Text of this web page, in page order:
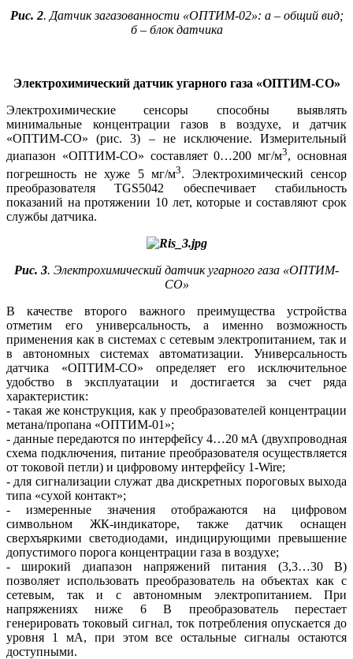
Рис. 2. Датчик загазованности «ОПТИМ-02»: а – общий вид;
б – блок датчика
Электрохимический датчик угарного газа «ОПТИМ-СО»
Электрохимические сенсоры способны выявлять
минимальные концентрации газов в воздухе, и датчик
«ОПТИМ‑СО» (рис. 3) – не исключение. Измерительный
диапазон «ОПТИМ‑СО» составляет 0…200 мг/м3, основная
погрешность не ху­же 5 мг/м3. Электрохимический сенсор
преобразователя TGS5042 обеспечивает стабильность
показаний на протяжении 10 лет, которые и составляют срок
службы датчика.
Рис. 3. Электрохимический датчик угарного газа «ОПТИМ-
СО»
В качестве второго важного преимущества устройства
отметим его универсальность, а именно возможность
применения как в системах с сетевым электропитанием, так и
в автономных системах автоматизации. Универсальность
датчика «ОПТИМ‑СО» определяет его исключительное
удобство в эксплуатации и достигается за счет ря­да
характеристик:
- такая же конструкция, как у преобразователей концентрации
метана/пропана «ОПТИМ‑01»;
- данные передаются по интерфейсу 4…20 мА (двухпроводная
схема подключения, питание преобразователя осуществляется
от токовой петли) и цифровому интерфейсу 1‑Wire;
- для сигнализации служат два дискретных пороговых выхода
ти­па «сухой контакт»;
- измеренные значения отображаются на цифровом
символьном ЖК-индикаторе, также датчик оснащен
сверхъяркими светодиодами, индицирующими превышение
допустимого порога концентрации га­за в воздухе;
- широкий диапазон напряжений питания (3,3…30 В)
позволяет использовать преобразователь на объектах как с
сетевым, так и с автономным электропитанием. При
напряжениях ни­же 6 В преобразователь перестает
генерировать токовый сигнал, ток потребления опускается до
уровня 1 мА, при этом все остальные сигналы остаются
доступными.